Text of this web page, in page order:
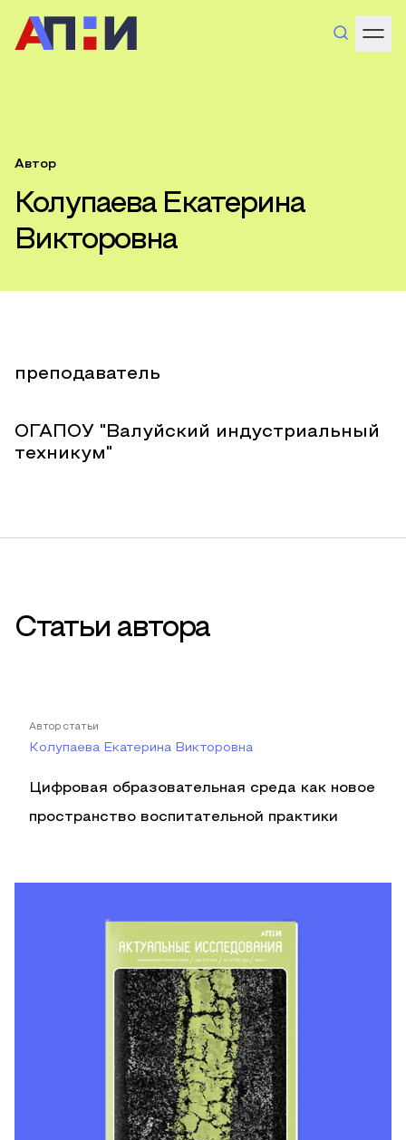
Автор
Колупаева Екатерина
Викторовна
преподаватель
ОГАПОУ "Валуйский индустриальный
техникум"
Статьи автора
Автор статьи
Колупаева Екатерина Викторовна
Цифровая образовательная среда как новое
пространство воспитательной практики